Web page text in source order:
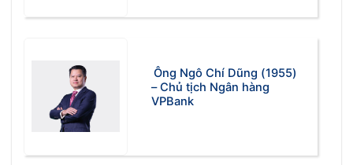
Ông Ngô Chí Dũng (1955)
– Chủ tịch Ngân hàng
VPBank